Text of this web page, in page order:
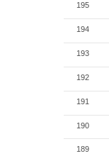
195
194
193
192
191
190
189